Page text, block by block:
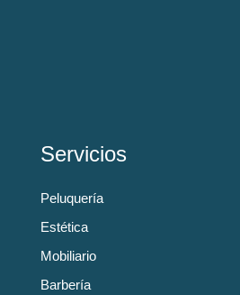
Servicios
Peluquería
Estética
Mobiliario
Barbería